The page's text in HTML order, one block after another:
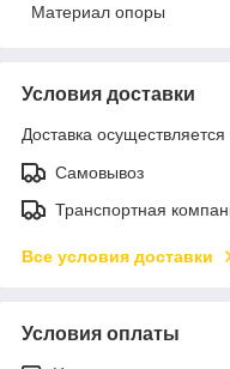
Материал опоры
Условия доставки
Доставка
Самовывоз
Транспортная
Все условия доставки
Условия оплаты